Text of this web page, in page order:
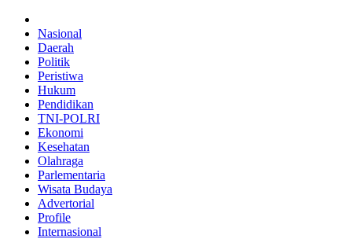
Nasional
Daerah
Politik
Peristiwa
Hukum
Pendidikan
TNI-POLRI
Ekonomi
Kesehatan
Olahraga
Parlementaria
Wisata Budaya
Advertorial
Profile
Internasional